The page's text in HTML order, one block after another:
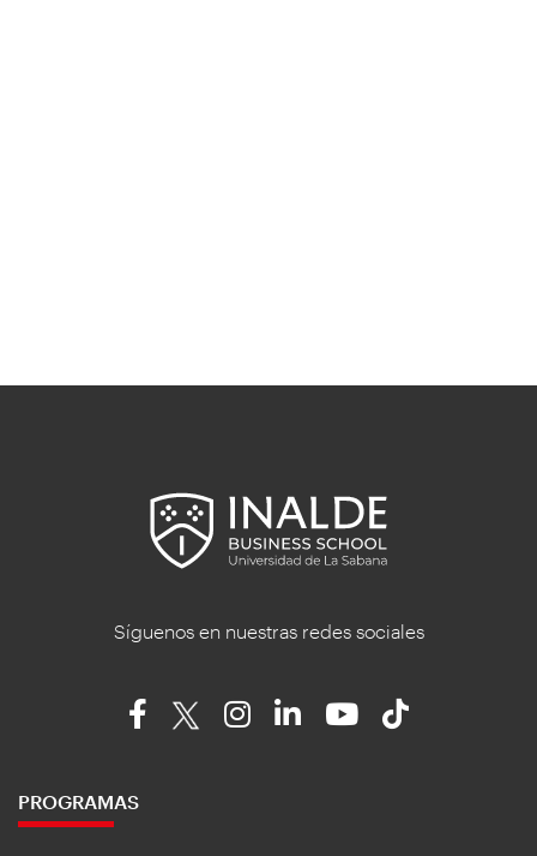
Síguenos en nuestras redes sociales
PROGRAMAS